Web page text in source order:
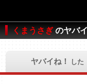
くまうさぎ のヤバ
ヤバイね！ した